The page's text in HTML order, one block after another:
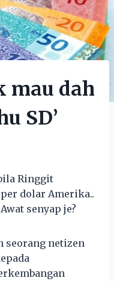
mau dah
SD’
Ringgit
dolar Amerika..
senyap je?
seorang netizen